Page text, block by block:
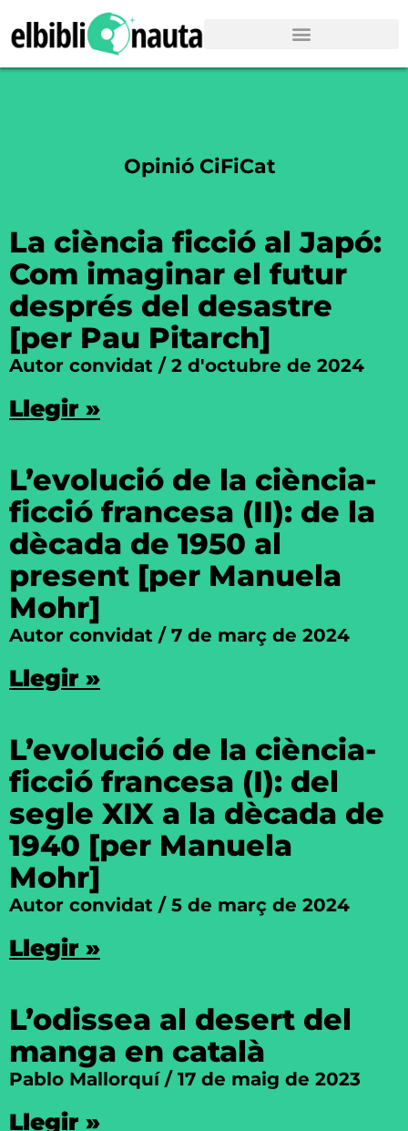
Opinió CiFiCat
La ciència ficció al Japó:
Com imaginar el futur
després del desastre
[per Pau Pitarch]
Autor convidat 2 d'octubre de 2024
Llegir »
L’evolució de la ciència-
ficció francesa (II): de la
dècada de 1950 al
present [per Manuela
Mohr]
Autor convidat 7 de març de 2024
Llegir »
L’evolució de la ciència-
ficció francesa (I): del
segle XIX a la dècada de
1940 [per Manuela
Mohr]
Autor convidat 5 de març de 2024
Llegir »
L’odissea al desert del
manga en català
Pablo Mallorquí 17 de maig de 2023
Llegir »